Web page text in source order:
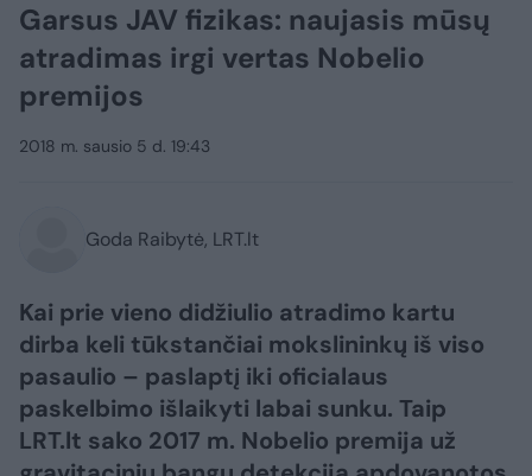
Garsus JAV fizikas: naujasis mūsų
atradimas irgi vertas Nobelio
premijos
2018 m. sausio 5 d. 19:43
Goda Raibytė, LRT.lt
Kai prie vieno didžiulio atradimo kartu
dirba keli tūkstančiai mokslininkų iš viso
pasaulio – paslaptį iki oficialaus
paskelbimo išlaikyti labai sunku. Taip
LRT.lt sako 2017 m. Nobelio premija už